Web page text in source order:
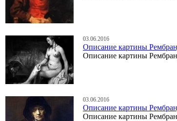
03.06.2016
Описание картины
Описание картины
03.06.2016
Описание картины
Описание картины